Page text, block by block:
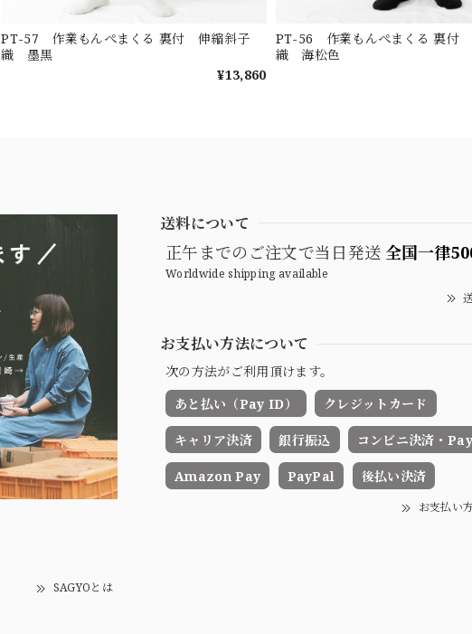
PT-57 作業もんぺまくる 裏付 伸縮斜子
織 墨黒
¥13,860
PT-56 作業もんぺまくる 裏付
織 海松色
SAGYOとは
送料について
正午までのご注文で当日発送 全国一律
Worldwide shipping available
お支払い方法について
次の方法がご利用頂けます。
あと払い（Pay ID）
クレジットカード
キャリア決済 銀行振込 コンビニ決済・
Amazon Pay PayPal 後払い決済
お支払い